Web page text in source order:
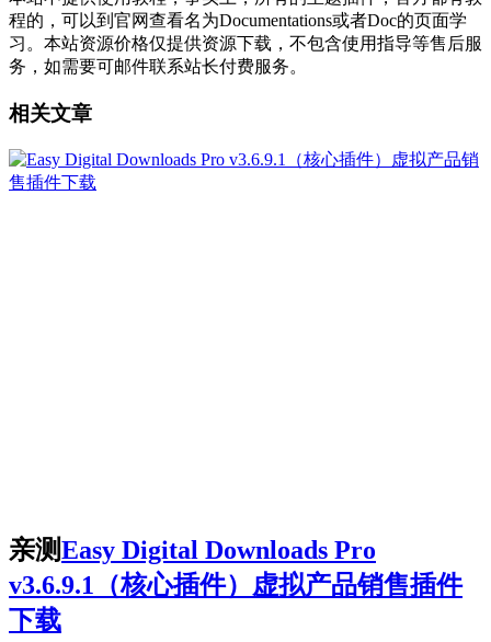
程的，可以到官网查看名为Documentations或者Doc的页面学
习。本站资源价格仅提供资源下载，不包含使用指导等售后服
务，如需要可邮件联系站长付费服务。
相关文章
亲测Easy Digital Downloads Pro
v3.6.9.1（核心插件）虚拟产品销售插件
下载